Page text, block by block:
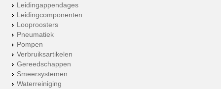
Leidingappendages
Leidingcomponenten
Looproosters
Pneumatiek
Pompen
Verbruiksartikelen
Gereedschappen
Smeersystemen
Waterreiniging